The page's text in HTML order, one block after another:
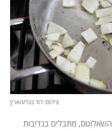
צילום: דוד בכר/הארץ
מתבלים בנדיבות